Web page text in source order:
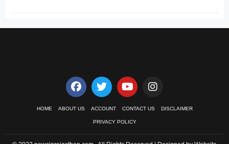
HOME ABOUT US ACCOUNT CONTACT US DISCLAIMER
PRIVACY POLICY